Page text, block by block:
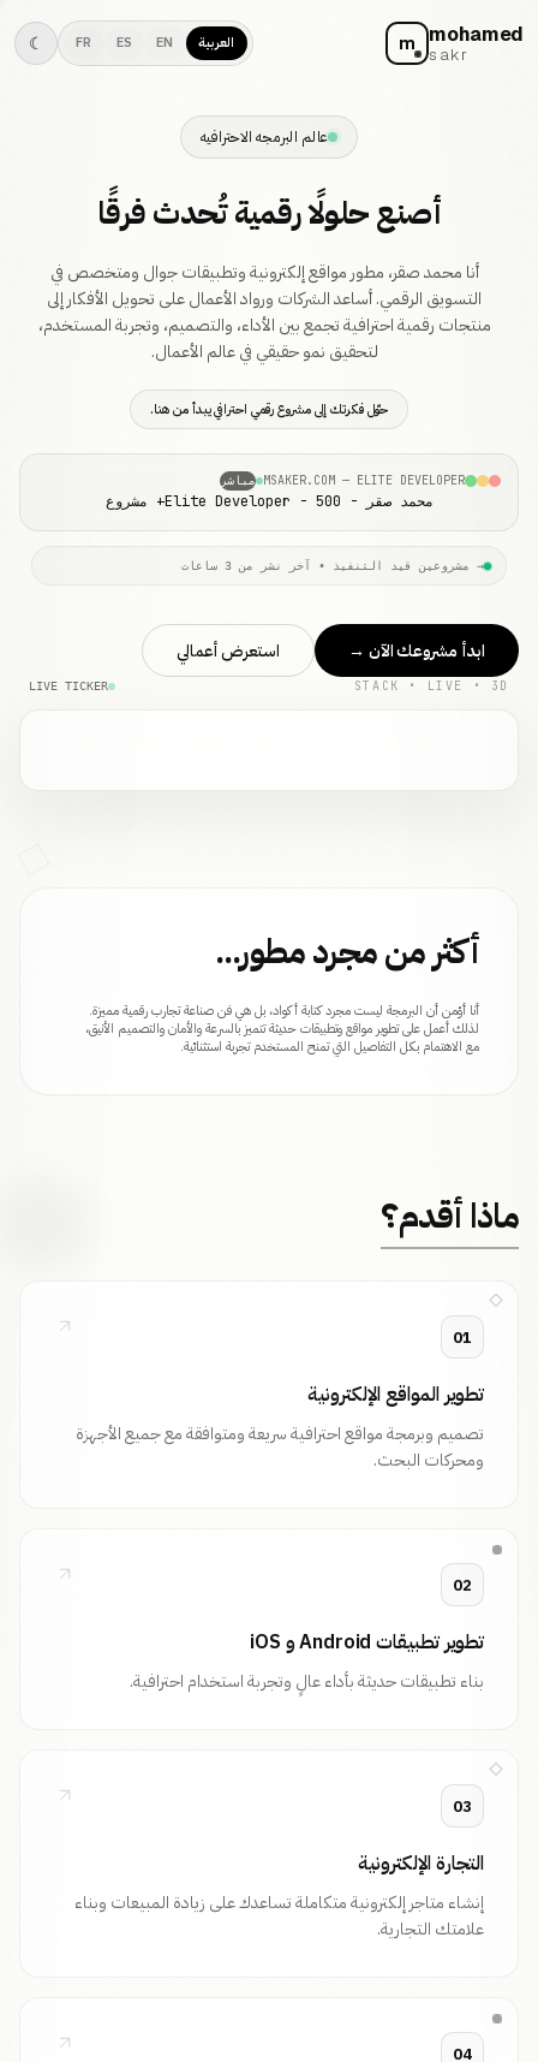
m mohamed
sakr
العربية EN
ES
FR
☾
عالم البرمجه الاحترافيه
أصنع حلولًا رقمية تُحدث فرقًا
أنا محمد صقر، مطور مواقع إلكترونية وتطبيقات جوال ومتخصص في
التسويق الرقمي. أساعد الشركات ورواد الأعمال على تحويل الأفكار إلى
منتجات رقمية احترافية تجمع بين الأداء، والتصميم، وتجربة المستخدم،
لتحقيق نمو حقيقي في عالم الأعمال.
حوّل فكرتك إلى مشروع رقمي احترافي يبدأ من هنا.
MSAKER.COM — ELITE DEVELOPER مباشر
محمد صقر - Elite Developer - 500+ مشروع
→ مشروعين قيد التنفيذ • آخر نشر من 3 ساعات
ابدأ مشروعك الآن → استعرض أعمالي
STACK • LIVE • 3D
LIVE TICKER
أكثر من مجرد مطور...
أنا أؤمن أن البرمجة ليست مجرد كتابة أكواد، بل هي فن صناعة تجارب رقمية مميزة.
لذلك أعمل على تطوير مواقع وتطبيقات حديثة تتميز بالسرعة والأمان والتصميم الأنيق،
مع الاهتمام بكل التفاصيل التي تمنح المستخدم تجربة استثنائية.
ماذا أقدم؟
01
تطوير المواقع الإلكترونية
تصميم وبرمجة مواقع احترافية سريعة ومتوافقة مع جميع الأجهزة
ومحركات البحث.
02
تطوير تطبيقات Android و iOS
بناء تطبيقات حديثة بأداء عالٍ وتجربة استخدام احترافية.
03
التجارة الإلكترونية
إنشاء متاجر إلكترونية متكاملة تساعدك على زيادة المبيعات وبناء
علامتك التجارية.
04